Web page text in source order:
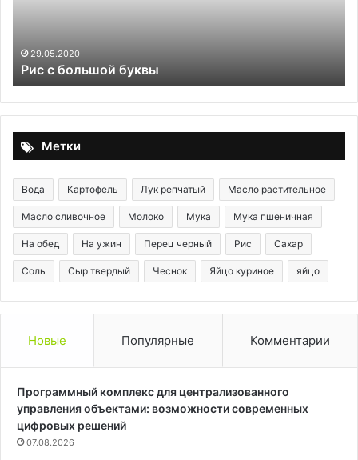
29.05.2020
Рис с большой буквы
Метки
Вода Картофель Лук репчатый Масло растительное
Масло сливочное Молоко Мука Мука пшеничная
На обед На ужин Перец черный Рис Сахар
Соль Сыр твердый Чеснок Яйцо куриное яйцо
Новые Популярные Комментарии
Программный комплекс для централизованного
управления объектами: возможности современных
цифровых решений
07.08.2026